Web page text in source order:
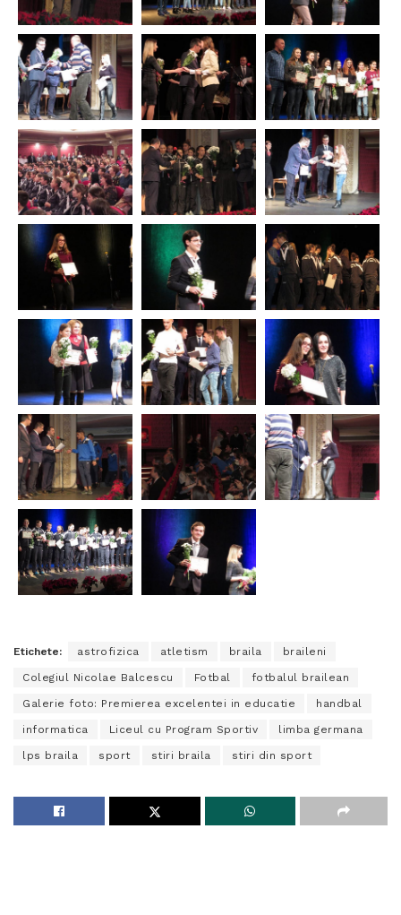
Etichete: astrofizica atletism braila braileni
Colegiul Nicolae Balcescu Fotbal fotbalul brailean
Galerie foto: Premierea excelentei in educatie handbal
informatica Liceul cu Program Sportiv limba germana
lps braila sport stiri braila stiri din sport